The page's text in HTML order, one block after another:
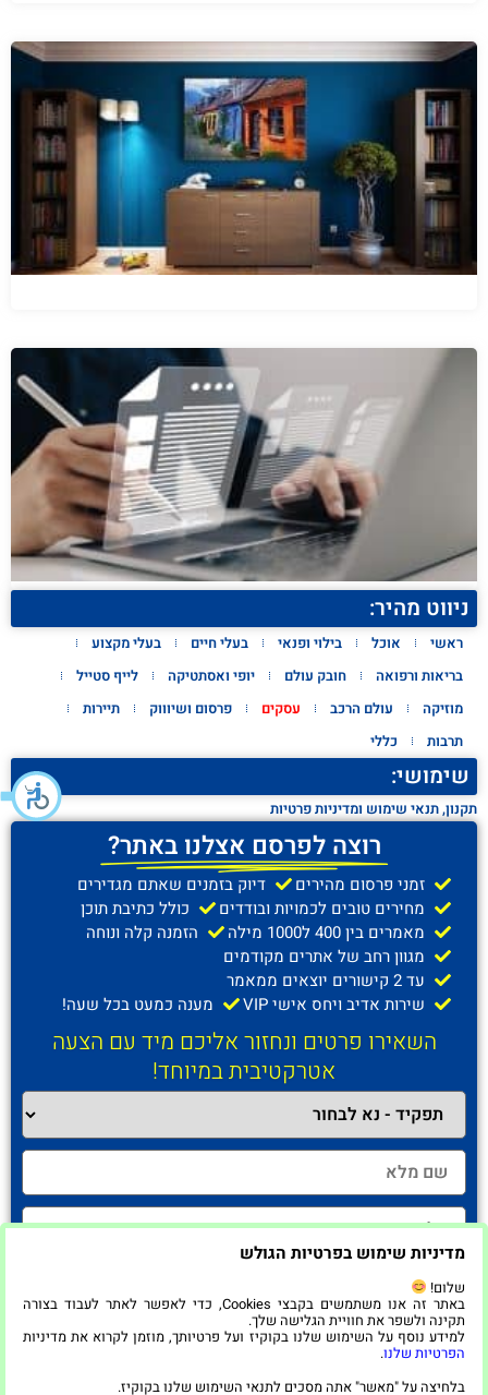
ניווט מהיר:
ראשי אוכל בילוי ופנאי בעלי חיים
בעלי מקצוע
בריאות ורפואה
חובק עולם יופי ואסתטיקה
לייף סטייל
מוזיקה
עולם הרכב עסקים פרסום ושיוווק
תיירות
תרבות
כללי
שימושי:
תקנון, תנאי שימוש ומדיניות פרטיות
רוצה לפרסם אצלנו באתר?
זמני פרסום מהירים
דיוק בזמנים שאתם מגדירים
מחירים טובים לכמויות ובודדים
כולל כתיבת תוכן
מאמרים בין 400 ל1000 מילה
הזמנה קלה ונוחה
מגוון רחב של אתרים מקודמים
עד 2 קישורים יוצאים ממאמר
שירות אדיב ויחס אישי VIP
מענה כמעט בכל שעה!
השאירו פרטים ונחזור אליכם מיד עם הצעה
אטרקטיבית במיוחד!
חזרו אליי!
מדיניות שימוש בפרטיות הגולש
שלום!
באתר זה אנו משתמשים בקבצי Cookies, כדי לאפשר לאתר לעבוד בצורה
תקינה ולשפר את חוויית הגלישה שלך.
למידע נוסף על השימוש שלנו בקוקיז ועל פרטיותך, מוזמן לקרוא את מדיניות
הפרטיות שלנו.
בלחיצה על "מאשר" אתה מסכים לתנאי השימוש שלנו בקוקיז.